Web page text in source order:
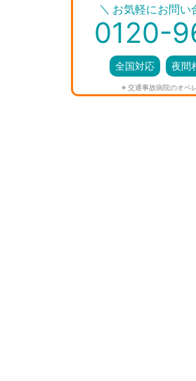
＼ お気軽にお問い
0120-
全国対応 夜間
※ 交通事故病院のオペ